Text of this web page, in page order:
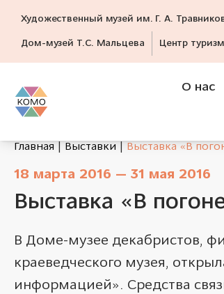
Художественный музей им. Г. А.
Дом-музей Т.С. Мальцева Центр
О нас
Главная Выставки Выставка «В
18 марта 2016 — 31 мая 2016
Выставка «В
В Доме-музее декабристов,
краеведческого музея,
информацией». Средства